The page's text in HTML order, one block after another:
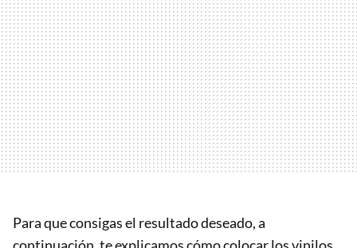
Para que consigas el resultado deseado, a